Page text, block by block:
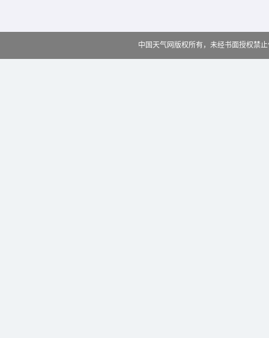
中国天气网版权所有，未经书面授权